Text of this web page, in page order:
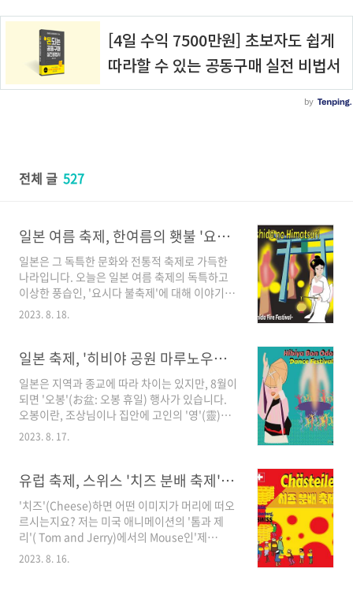
전체 글 527
일본 여름 축제, 한여름의 횃불 '요시다 불축제'- 자유 여행
일본은 그 독특한 문화와 전통적 축제로 가득한
나라입니다. 오늘은 일본 여름 축제의 독특하고
이상한 풍습인, '요시다 불축제'에 대해 이야기해
보려 합니다. 바로 한여름에 횃불을 밝히며 시작
요의 설명'과 '요시다 불축제의 유래와 의미'에 대
해 이야기하겠습니다. 그리고 '요시다 불축제의
이벤트 내용'에 대해 설명드리고 'Summary'로
마무리하겠습니다. 그럼 같이 ' 요시다 불축제'로
떠나겠습니다. 1. '요시다 불축제' (吉田の火祭
り)의 개요 무더운 여름 매년 8월 26일과 27일
다. 불축제 당일, 집이나 상점 앞에 미..
2023. 8. 18.
일본 축제, '히비야 공원 마루노우치 온도 봉오도리 대회' - 자유 여행
일본은 지역과 종교에 따라 차이는 있지만, 8월이
되면 '오봉'(お盆: 오봉 휴일) 행사가 있습니다.
오봉이란, 조상님이나 집안에 고인의 '영'(靈)을
집에 맞이하여, 공양을 드리는 1년에 1번 있는 행
데 이러한 전통적인 민속예능이 오봉과 연결되어
8월 15일 즈음에 춤을 추고 , 그다음 날 조상님의
영을 보내드리는 순서로 진행합니다. 오늘은 바
로 이즈음에 도쿄에서의 커다란 축제 히비야공원
마루노우치 온도 대봉오도리 대회(日比谷公園
丸の内音頭大盆踊り大会 :)에 대해서 설명드리
2023. 8. 17.
유럽 축제, 스위스 '치즈 분배 축제'(Chaesteilet) - 유럽 여행
'치즈'(Cheese)하면 어떤 이미지가 머리에 떠오
르시는지요? 저는 미국 애니메이션의 '톰과 제
리'( Tom and Jerry)에서의 Mouse인'제
리'(Jerry)가 Cat인 '톰'(Tom)을 보기 좋게 따돌
2023. 8. 16.